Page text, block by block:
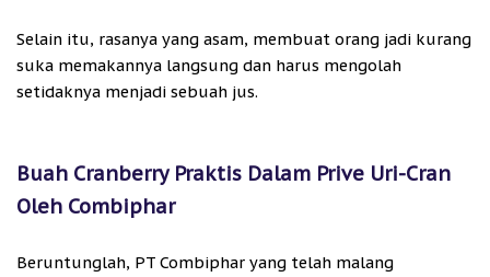
Selain itu, rasanya yang asam, membuat orang jadi kurang
suka memakannya langsung dan harus mengolah
setidaknya menjadi sebuah jus.
Buah Cranberry Praktis Dalam Prive Uri-Cran
Oleh Combiphar
Beruntunglah, PT Combiphar yang telah malang